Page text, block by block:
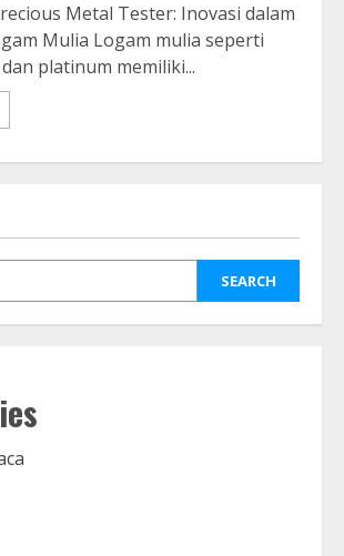
Metal Tester: Inovasi dalam
Mulia Logam mulia seperti
platinum memiliki...
SEARCH